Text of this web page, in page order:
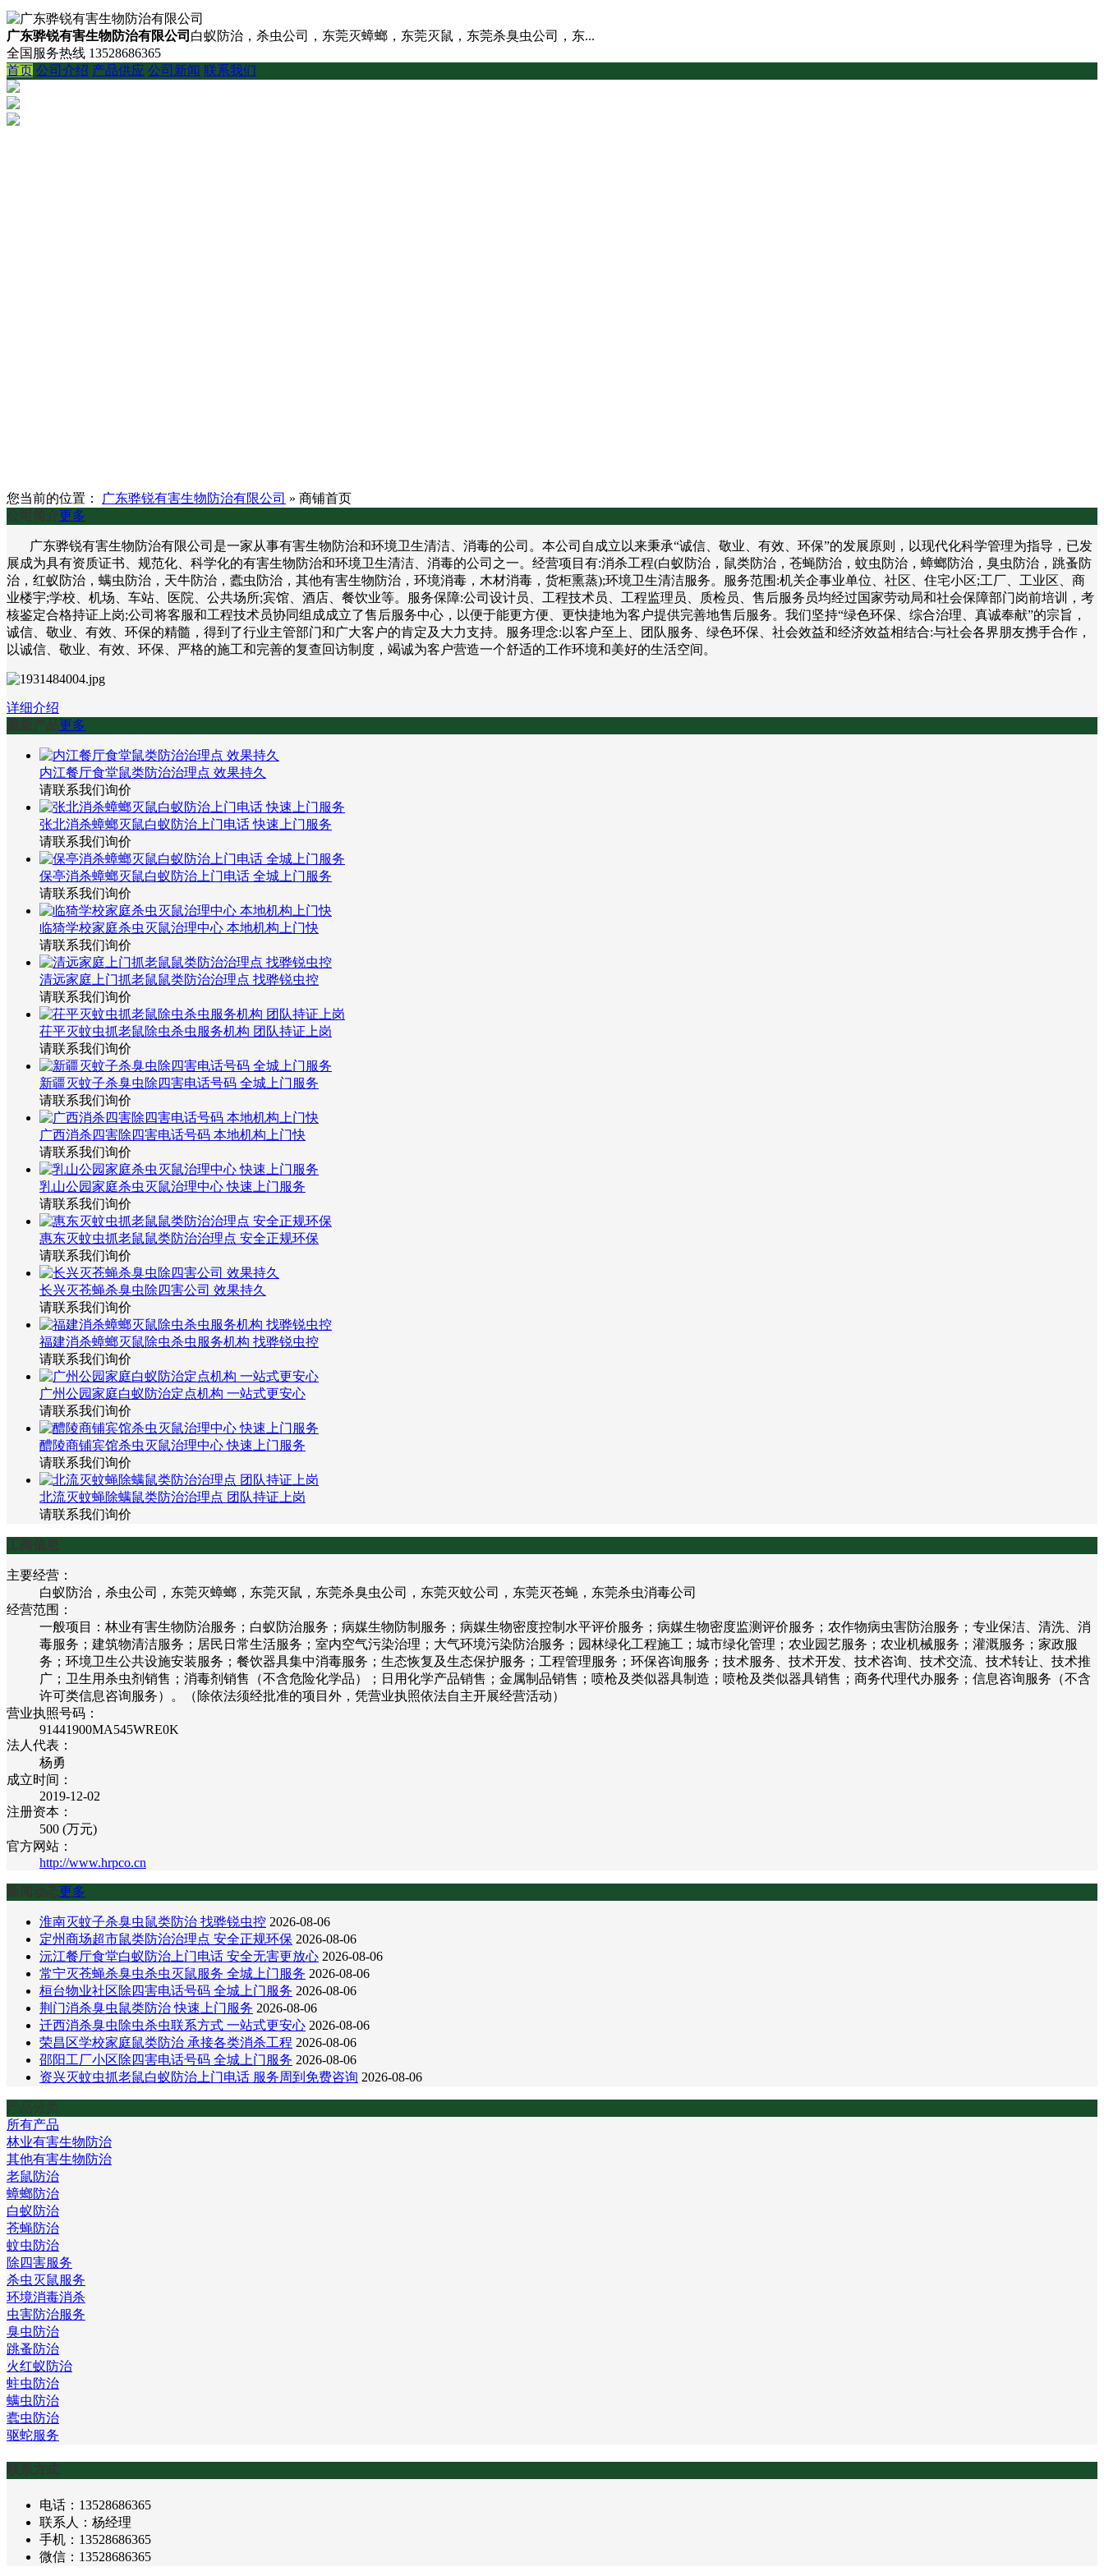
广东骅锐有害生物防治有限公司 白蚁防治，杀虫公司，东莞灭蟑螂，东莞灭鼠，东莞杀臭虫公司，东...
全国服务热线 13528686365
首页 公司介绍 产品供应 公司新闻 联系我们
您当前的位置： 广东骅锐有害生物防治有限公司 » 商铺首页
公司简介更多
广东骅锐有害生物防治有限公司是一家从事有害生物防治和环境卫生清洁、消毒的公司。本公司自成立以来秉承“诚信、敬业、有效、环保”的发展原则，以现代化科学管理为指导，已发
展成为具有资质证书、规范化、科学化的有害生物防治和环境卫生清洁、消毒的公司之一。经营项目有:消杀工程(白蚁防治，鼠类防治，苍蝇防治，蚊虫防治，蟑螂防治，臭虫防治，跳蚤防
治，红蚁防治，螨虫防治，天牛防治，蠹虫防治，其他有害生物防治，环境消毒，木材消毒，货柜熏蒸);环境卫生清洁服务。服务范围:机关企事业单位、社区、住宅小区;工厂、工业区、商
业楼宇;学校、机场、车站、医院、公共场所;宾馆、酒店、餐饮业等。服务保障:公司设计员、工程技术员、工程监理员、质检员、售后服务员均经过国家劳动局和社会保障部门岗前培训，考
核鉴定合格持证上岗;公司将客服和工程技术员协同组成成立了售后服务中心，以便于能更方便、更快捷地为客户提供完善地售后服务。我们坚持“绿色环保、综合治理、真诚奉献”的宗旨，
诚信、敬业、有效、环保的精髓，得到了行业主管部门和广大客户的肯定及大力支持。服务理念:以客户至上、团队服务、绿色环保、社会效益和经济效益相结合:与社会各界朋友携手合作，
以诚信、敬业、有效、环保、严格的施工和完善的复查回访制度，竭诚为客户营造一个舒适的工作环境和美好的生活空间。
详细介绍
最新产品更多
内江餐厅食堂鼠类防治治理点 效果持久
请联系我们询价
张北消杀蟑螂灭鼠白蚁防治上门电话 快速上门服务
请联系我们询价
保亭消杀蟑螂灭鼠白蚁防治上门电话 全城上门服务
请联系我们询价
临猗学校家庭杀虫灭鼠治理中心 本地机构上门快
请联系我们询价
清远家庭上门抓老鼠鼠类防治治理点 找骅锐虫控
请联系我们询价
茌平灭蚊虫抓老鼠除虫杀虫服务机构 团队持证上岗
请联系我们询价
新疆灭蚊子杀臭虫除四害电话号码 全城上门服务
请联系我们询价
广西消杀四害除四害电话号码 本地机构上门快
请联系我们询价
乳山公园家庭杀虫灭鼠治理中心 快速上门服务
请联系我们询价
惠东灭蚊虫抓老鼠鼠类防治治理点 安全正规环保
请联系我们询价
长兴灭苍蝇杀臭虫除四害公司 效果持久
请联系我们询价
福建消杀蟑螂灭鼠除虫杀虫服务机构 找骅锐虫控
请联系我们询价
广州公园家庭白蚁防治定点机构 一站式更安心
请联系我们询价
醴陵商铺宾馆杀虫灭鼠治理中心 快速上门服务
请联系我们询价
北流灭蚊蝇除螨鼠类防治治理点 团队持证上岗
请联系我们询价
工商信息
主要经营：
白蚁防治，杀虫公司，东莞灭蟑螂，东莞灭鼠，东莞杀臭虫公司，东莞灭蚊公司，东莞灭苍蝇，东莞杀虫消毒公司
经营范围：
一般项目：林业有害生物防治服务；白蚁防治服务；病媒生物防制服务；病媒生物密度控制水平评价服务；病媒生物密度监测评价服务；农作物病虫害防治服务；专业保洁、清洗、消
毒服务；建筑物清洁服务；居民日常生活服务；室内空气污染治理；大气环境污染防治服务；园林绿化工程施工；城市绿化管理；农业园艺服务；农业机械服务；灌溉服务；家政服
务；环境卫生公共设施安装服务；餐饮器具集中消毒服务；生态恢复及生态保护服务；工程管理服务；环保咨询服务；技术服务、技术开发、技术咨询、技术交流、技术转让、技术推
广；卫生用杀虫剂销售；消毒剂销售（不含危险化学品）；日用化学产品销售；金属制品销售；喷枪及类似器具制造；喷枪及类似器具销售；商务代理代办服务；信息咨询服务（不含
许可类信息咨询服务）。（除依法须经批准的项目外，凭营业执照依法自主开展经营活动）
营业执照号码：
91441900MA545WRE0K
法人代表：
杨勇
成立时间：
2019-12-02
注册资本：
500 (万元)
官方网站：
http://www.hrpco.cn
新闻动态更多
淮南灭蚊子杀臭虫鼠类防治 找骅锐虫控 2026-08-06
定州商场超市鼠类防治治理点 安全正规环保 2026-08-06
沅江餐厅食堂白蚁防治上门电话 安全无害更放心 2026-08-06
常宁灭苍蝇杀臭虫杀虫灭鼠服务 全城上门服务 2026-08-06
桓台物业社区除四害电话号码 全城上门服务 2026-08-06
荆门消杀臭虫鼠类防治 快速上门服务 2026-08-06
迁西消杀臭虫除虫杀虫联系方式 一站式更安心 2026-08-06
荣昌区学校家庭鼠类防治 承接各类消杀工程 2026-08-06
邵阳工厂小区除四害电话号码 全城上门服务 2026-08-06
资兴灭蚊虫抓老鼠白蚁防治上门电话 服务周到免费咨询 2026-08-06
产品分类
所有产品
林业有害生物防治
其他有害生物防治
老鼠防治
蟑螂防治
白蚁防治
苍蝇防治
蚊虫防治
除四害服务
杀虫灭鼠服务
环境消毒消杀
虫害防治服务
臭虫防治
跳蚤防治
火红蚁防治
蛀虫防治
螨虫防治
蠹虫防治
驱蛇服务
联系方式
电话：13528686365
联系人：杨经理
手机：13528686365
微信：13528686365